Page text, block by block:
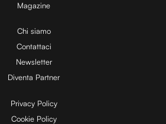
i
d
e
Magazine
Chi siamo
Contattaci
Newsletter
Diventa Partner
Privacy Policy
Cookie Policy